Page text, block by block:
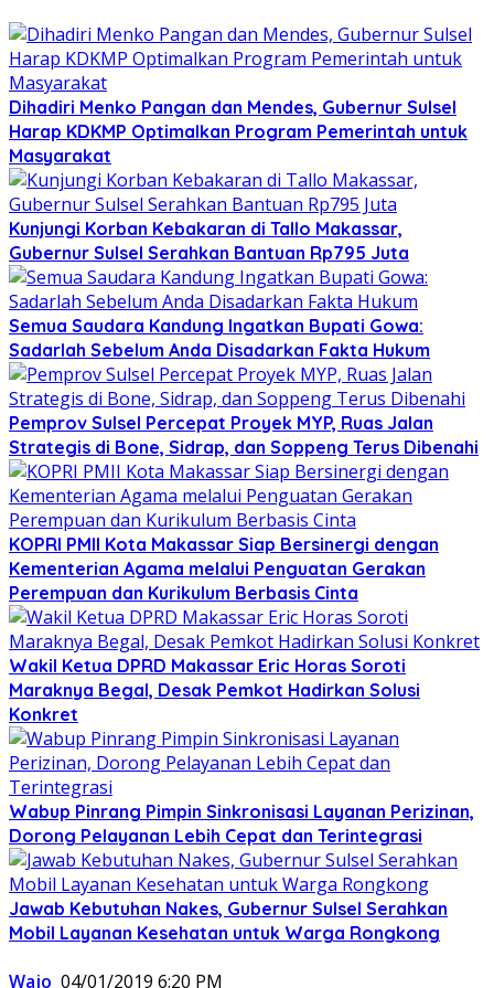
Dihadiri Menko Pangan dan Mendes, Gubernur Sulsel
Harap KDKMP Optimalkan Program Pemerintah untuk
Masyarakat
Kunjungi Korban Kebakaran di Tallo Makassar,
Gubernur Sulsel Serahkan Bantuan Rp795 Juta
Semua Saudara Kandung Ingatkan Bupati Gowa:
Sadarlah Sebelum Anda Disadarkan Fakta Hukum
Pemprov Sulsel Percepat Proyek MYP, Ruas Jalan
Strategis di Bone, Sidrap, dan Soppeng Terus Dibenahi
KOPRI PMII Kota Makassar Siap Bersinergi dengan
Kementerian Agama melalui Penguatan Gerakan
Perempuan dan Kurikulum Berbasis Cinta
Wakil Ketua DPRD Makassar Eric Horas Soroti
Maraknya Begal, Desak Pemkot Hadirkan Solusi
Konkret
Wabup Pinrang Pimpin Sinkronisasi Layanan Perizinan,
Dorong Pelayanan Lebih Cepat dan Terintegrasi
Jawab Kebutuhan Nakes, Gubernur Sulsel Serahkan
Mobil Layanan Kesehatan untuk Warga Rongkong
Wajo 04/01/2019 6:20 PM